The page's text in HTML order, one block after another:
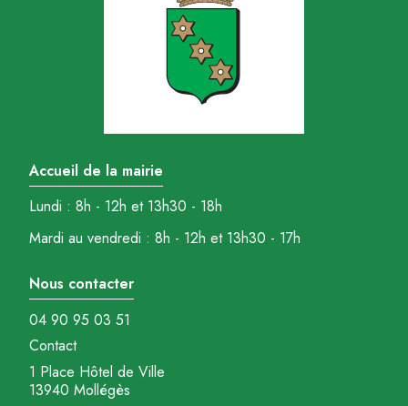
Accueil de la mairie
Lundi : 8h - 12h et 13h30 - 18h
Mardi au vendredi : 8h - 12h et 13h30 - 17h
Nous contacter
04 90 95 03 51
Contact
1 Place Hôtel de Ville
13940 Mollégès